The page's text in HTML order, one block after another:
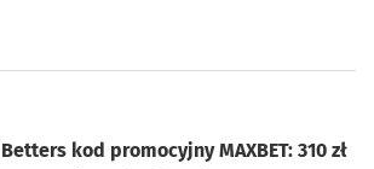
Betters kod promocyjny MAXBET: 310 zł